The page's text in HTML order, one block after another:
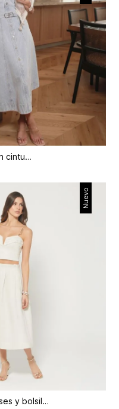
Vestido midi sisa con cinturon
Nuevo
Falda midi con prenses y bolsillos